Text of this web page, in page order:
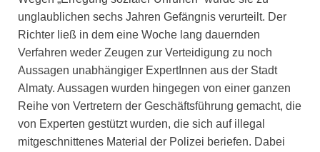
unglaublichen sechs Jahren Gefängnis verurteilt. Der
Richter ließ in dem eine Woche lang dauernden
Verfahren weder Zeugen zur Verteidigung zu noch
Aussagen unabhängiger ExpertInnen aus der Stadt
Almaty. Aussagen wurden hingegen von einer ganzen
Reihe von Vertretern der Geschäftsführung gemacht, die
von Experten gestützt wurden, die sich auf illegal
mitgeschnittenes Material der Polizei beriefen. Dabei